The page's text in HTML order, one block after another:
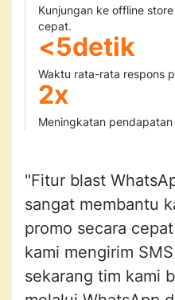
Kunjungan ke offline
cepat.
<5detik
Waktu rata-rata respons
2x
Meningkatan pendapatan
"Fitur blast
sangat membantu
promo secara
kami mengirim
sekarang tim kami